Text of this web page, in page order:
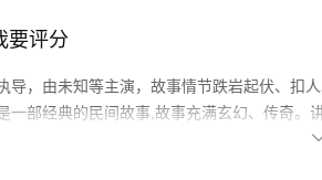
要评分
导，由未知等主演，故事情节跌岩起伏、扣
一部经典的民间故事,故事充满玄幻、传奇
奏的精彩故事。诺丫和彩奏代表了正义和善